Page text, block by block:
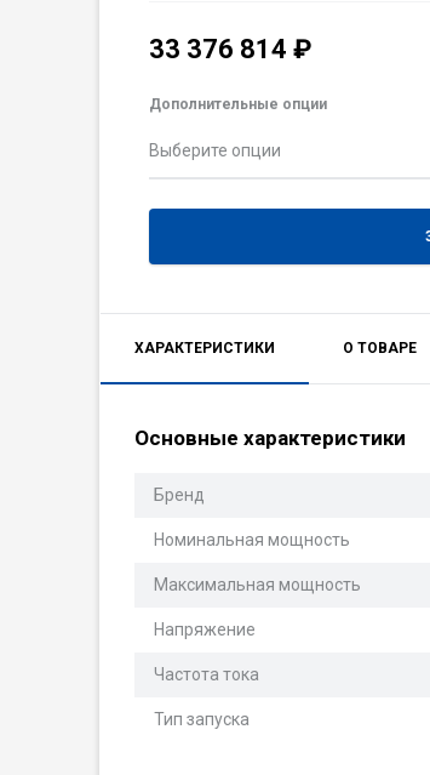
33 376 814 ₽
Дополнительные опции
Выберите опции
ХАРАКТЕРИСТИКИ О ТОВАРЕ
Основные характеристики
Бренд
Номинальная мощность
Максимальная мощность
Напряжение
Частота тока
Тип запуска